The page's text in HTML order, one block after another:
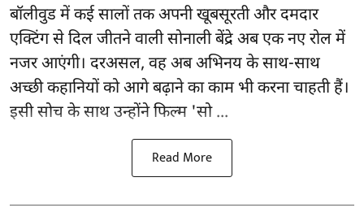
बॉलीवुडमें कई सालों तक अपनी खूबसूरती और दमदार
एक्टिंग से दिल जीतने वाली सोनाली बेंद्रे अब एक नए रोल में
नजर आएंगी। दरअसल, वह अब अभिनय के साथ-साथ
अच्छी कहानियों को आगे बढ़ाने का काम भी करना चाहती हैं।
इसी सोच के साथ उन्होंने फिल्म 'सो ...
Read More